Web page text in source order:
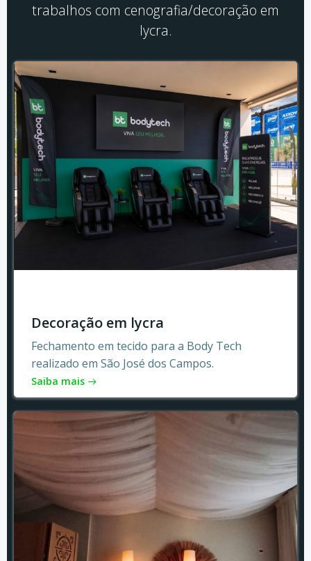
trabalhos com cenografia/decoração em
lycra.
Decoração em lycra
Fechamento em tecido para a Body Tech
realizado em São José dos Campos.
Saiba mais